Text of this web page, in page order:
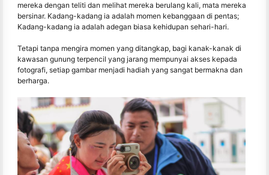
mereka dengan teliti dan melihat mereka berulang kali, mata mereka
bersinar. Kadang-kadang ia adalah momen kebanggaan di pentas;
Kadang-kadang ia adalah adegan biasa kehidupan sehari-hari.
Tetapi tanpa mengira momen yang ditangkap, bagi kanak-kanak di
kawasan gunung terpencil yang jarang mempunyai akses kepada
fotografi, setiap gambar menjadi hadiah yang sangat bermakna dan
berharga.